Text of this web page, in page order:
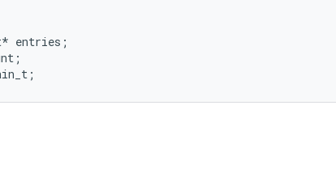
entries;